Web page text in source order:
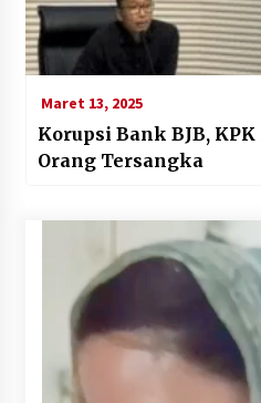
Maret 13, 2025
Korupsi Bank BJB,
Orang Tersangka